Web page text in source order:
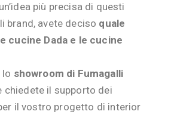
più precisa di questi
brand, avete deciso quale
cucine Dada e le cucine
showroom di Fumagalli
chiedete il supporto dei
il vostro progetto di interior